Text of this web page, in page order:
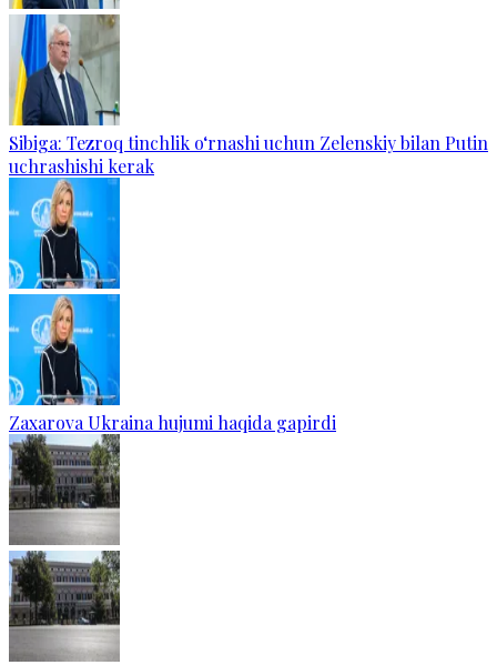
Sibiga: Tezroq tinchlik o‘rnashi uchun Zelenskiy bilan Putin
uchrashishi kerak
Zaxarova Ukraina hujumi haqida gapirdi